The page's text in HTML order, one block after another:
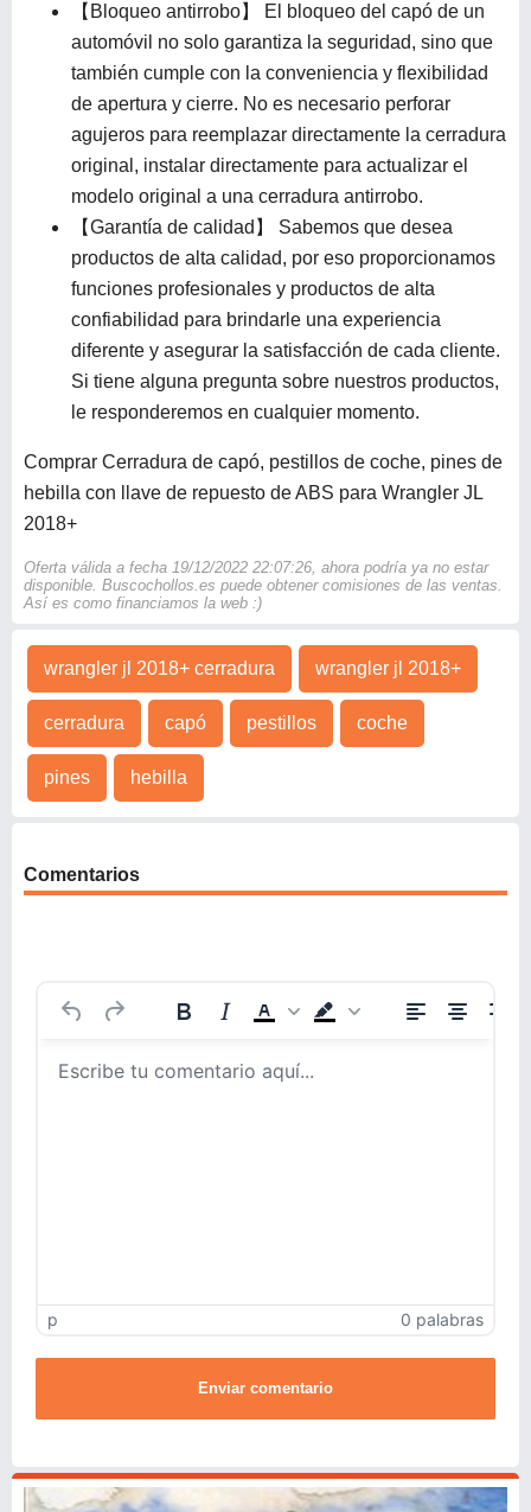
【Bloqueo antirrobo】 El bloqueo del capó de un
automóvil no solo garantiza la seguridad, sino que
también cumple con la conveniencia y flexibilidad
de apertura y cierre. No es necesario perforar
agujeros para reemplazar directamente la cerradura
original, instalar directamente para actualizar el
modelo original a una cerradura antirrobo.
【Garantía de calidad】 Sabemos que desea
productos de alta calidad, por eso proporcionamos
funciones profesionales y productos de alta
confiabilidad para brindarle una experiencia
diferente y asegurar la satisfacción de cada cliente.
Si tiene alguna pregunta sobre nuestros productos,
le responderemos en cualquier momento.
Comprar Cerradura de capó, pestillos de coche, pines de
hebilla con llave de repuesto de ABS para Wrangler JL
2018+
Oferta válida a fecha 19/12/2022 22:07:26, ahora podría ya no estar
disponible. Buscochollos.es puede obtener comisiones de las ventas.
Así es como financiamos la web :)
wrangler jl 2018+ cerradura wrangler jl 2018+
cerradura capó pestillos coche
pines hebilla
Comentarios
p 0 palabras
Enviar comentario